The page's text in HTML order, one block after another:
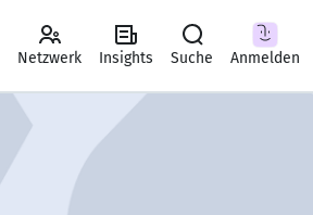
Netzwerk Insights Suche Anmelden